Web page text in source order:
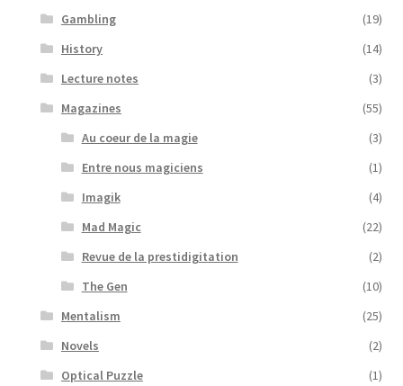
Gambling
(19)
History
(14)
Lecture notes
(3)
Magazines
(55)
Au coeur de la magie
(3)
Entre nous magiciens
(1)
Imagik
(4)
Mad Magic
(22)
Revue de la prestidigitation
(2)
The Gen
(10)
Mentalism
(25)
Novels
(2)
Optical Puzzle
(1)